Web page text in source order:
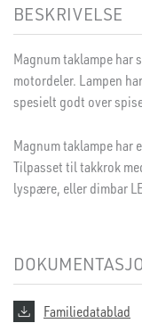
BESKRIVELSE
Magnum taklampe har
motordeler. Lampen
spesielt godt over
Magnum taklampe har
Tilpasset til takkrok
lyspære, eller dimbar
Familiedatablad